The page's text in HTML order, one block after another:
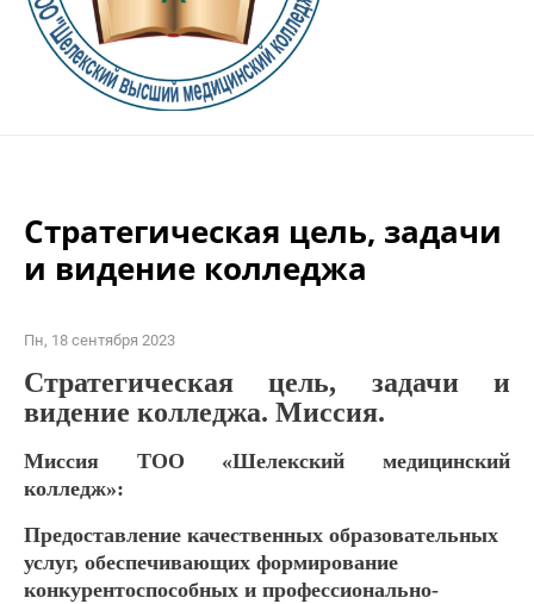
Стратегическая цель, задачи
и видение колледжа
Пн, 18 сентября 2023
Стратегическая цель, задачи и
видение колледжа. Миссия.
Миссия ТОО «Шелекский медицинский
колледж»:
Предоставление качественных образовательных
услуг, обеспечивающих формирование
конкурентоспособных и профессионально-